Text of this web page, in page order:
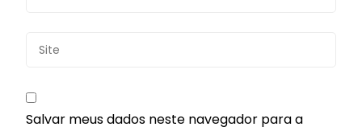
Salvar meus dados neste navegador para a